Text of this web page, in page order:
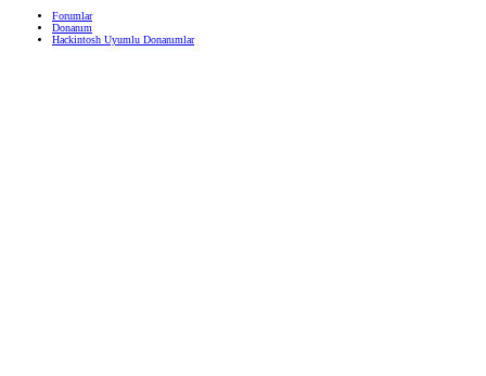
Forumlar
Donanım
Hackintosh Uyumlu Donanımlar